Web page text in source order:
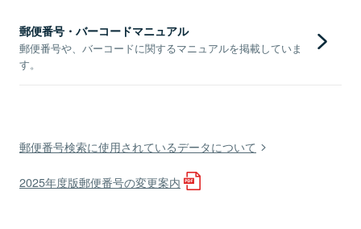
郵便番号・バーコードマニュアル
郵便番号や、バーコードに関するマニュアルを掲載していま
す。
郵便番号検索に使用されているデータについて
2025年度版郵便番号の変更案内